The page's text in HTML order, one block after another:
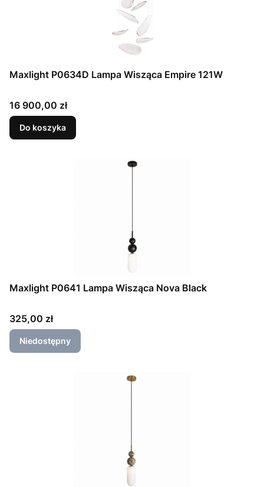
Maxlight P0634D Lampa Wisząca Empire 121W
Cena
16 900,00 zł
Do koszyka
Maxlight P0641 Lampa Wisząca Nova Black
Cena
325,00 zł
Niedostępny